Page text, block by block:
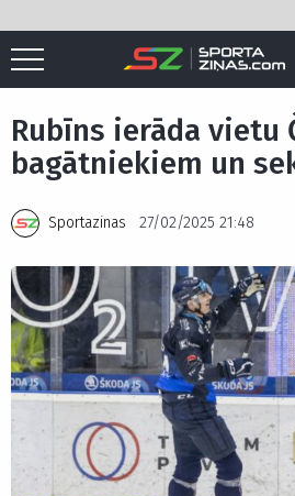
Sākums / Rubīns ierāda vietu
Rubīns ierāda vietu
bagātniekiem un
Sportazinas 27/02/2025 21:48